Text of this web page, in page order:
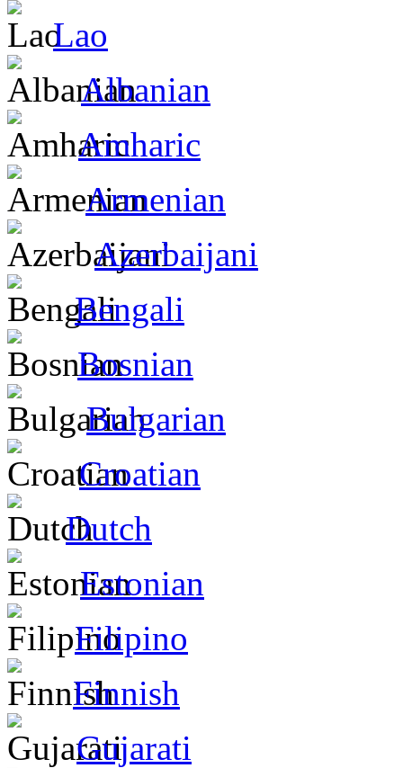
Lao
Albanian
Amharic
Armenian
Azerbaijani
Bengali
Bosnian
Bulgarian
Croatian
Dutch
Estonian
Filipino
Finnish
Gujarati